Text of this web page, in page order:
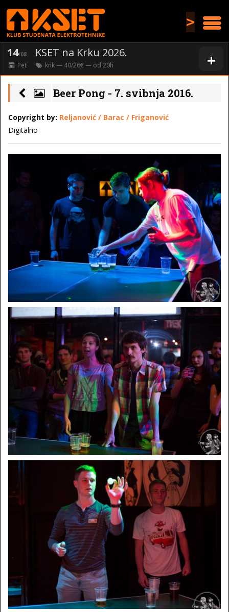
>
+
14/08 KSET na Krku 2026.
Pet knk— 40/26€ — od 20h
Beer Pong - 7. svibnja 2016.
Copyright by: Reljanović / Barac / Friganović
Digitalno